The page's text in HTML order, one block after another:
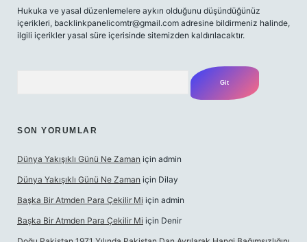
Hukuka ve yasal düzenlemelere aykırı olduğunu düşündüğünüz
içerikleri, backlinkpanelicomtr@gmail.com adresine bildirmeniz halinde,
ilgili içerikler yasal süre içerisinde sitemizden kaldırılacaktır.
SON YORUMLAR
Dünya Yakışıklı Günü Ne Zaman için admin
Dünya Yakışıklı Günü Ne Zaman için Dilay
Başka Bir Atmden Para Çekilir Mi için admin
Başka Bir Atmden Para Çekilir Mi için Denir